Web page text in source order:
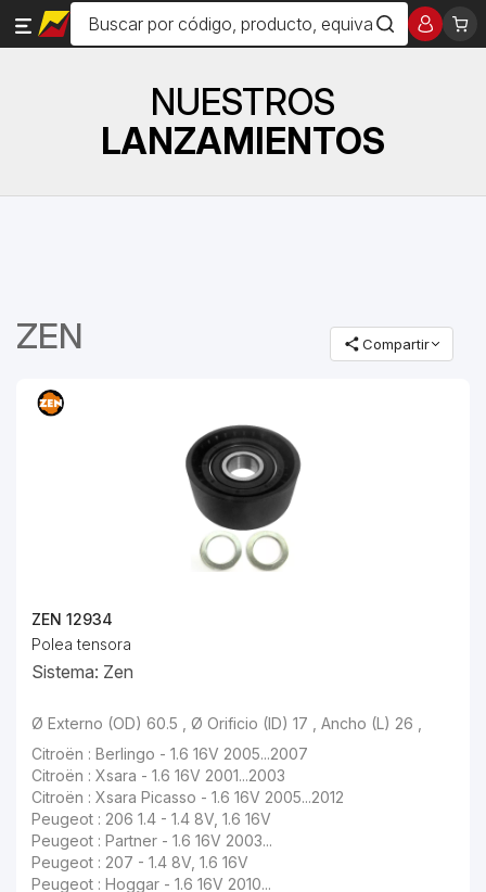
NUESTROS
LANZAMIENTOS
ZEN Compartir
ZEN 12934
Polea tensora
Sistema: Zen
Ø Externo (OD) 60.5 , Ø Orificio (ID) 17 , Ancho (L) 26 ,
Citroën : Berlingo - 1.6 16V 2005...2007
Citroën : Xsara - 1.6 16V 2001...2003
Citroën : Xsara Picasso - 1.6 16V 2005...2012
Peugeot : 206 1.4 - 1.4 8V, 1.6 16V
Peugeot : Partner - 1.6 16V 2003...
Peugeot : 207 - 1.4 8V, 1.6 16V
Peugeot : Hoggar - 1.6 16V 2010...